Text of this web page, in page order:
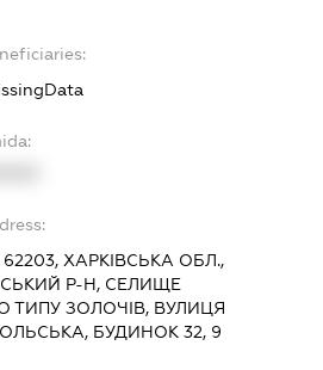
62203, ХАРКІВСЬКА ОБЛ.,
Р-Н, СЕЛИЩЕ
ТИПУ ЗОЛОЧІВ, ВУЛИЦЯ
БУДИНОК 32, 9